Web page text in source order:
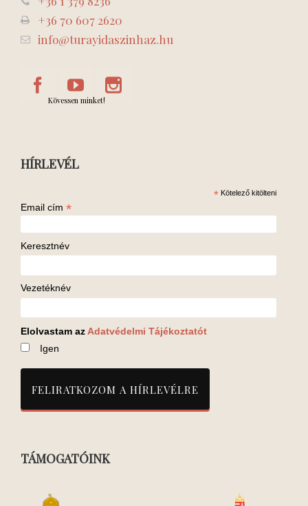
+36 70 607 2620
info@turayidaszinhaz.hu
Kövessen minket!
HÍRLEVÉL
* Kötelező kitölteni
Email cím *
Keresztnév
Vezetéknév
Elolvastam az Adatvédelmi Tájékoztatót
Igen
TÁMOGATÓINK